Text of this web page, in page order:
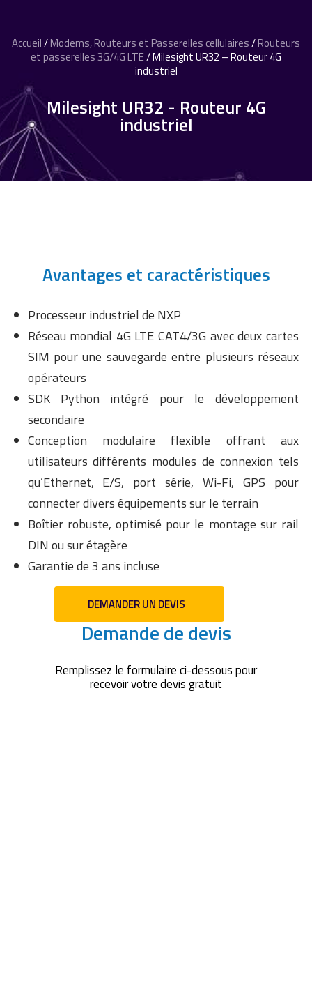
Accueil/Modems, Routeurs et Passerelles cellulaires/Routeurs
et passerelles 3G/4G LTE/ Milesight UR32 – Routeur 4G
industriel
Milesight UR32 - Routeur 4G
industriel
Avantages et caractéristiques
Processeur industriel de NXP
Réseau mondial 4G LTE CAT4/3G avec deux cartes
SIM pour une sauvegarde entre plusieurs réseaux
opérateurs
SDK Python intégré pour le développement
secondaire
Conception modulaire flexible offrant aux
utilisateurs différents modules de connexion tels
qu’Ethernet, E/S, port série, Wi-Fi, GPS pour
connecter divers équipements sur le terrain
Boîtier robuste, optimisé pour le montage sur rail
DIN ou sur étagère
Garantie de 3 ans incluse
DEMANDER UN DEVIS
Demande de devis
Remplissez le formulaire ci-dessous pour
recevoir votre devis gratuit